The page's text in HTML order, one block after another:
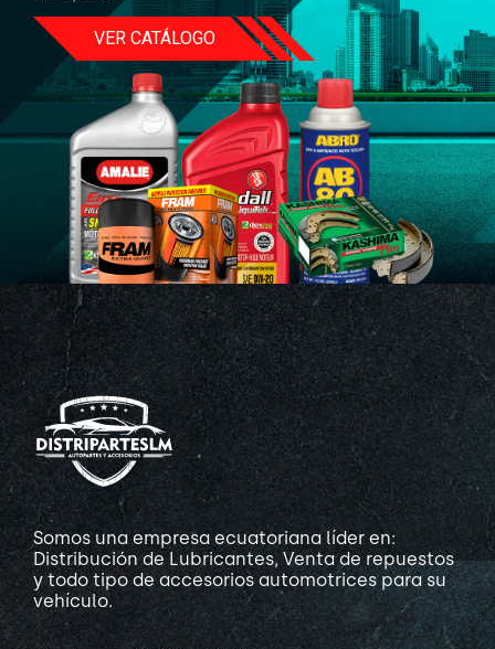
VER CATÁLOGO
Somos una empresa ecuatoriana líder en:
Distribución de Lubricantes, Venta de repuestos
y todo tipo de accesorios automotrices para su
vehículo.